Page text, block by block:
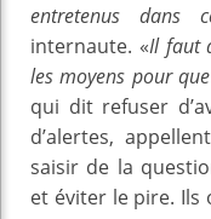
entretenus dans
internaute. «Il faut
les moyens pour
qui dit refuser
d’alertes,
saisir de la
et éviter le pire. Ils